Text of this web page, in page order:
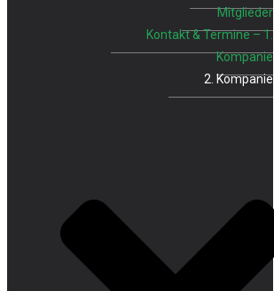
Mitglieder
Kontakt & Termine – 1.
Kompanie
2. Kompanie